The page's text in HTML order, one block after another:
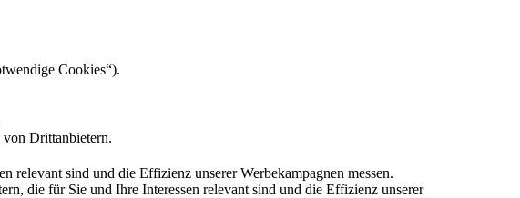
Cookies“).
von Drittanbietern.
relevant sind und die Effizienz unserer Werbekampagnen messen.
die für Sie und Ihre Interessen relevant sind und die Effizienz unserer